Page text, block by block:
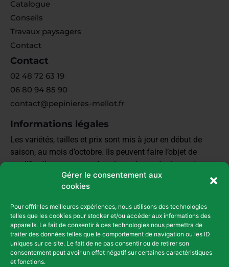
Gérer le consentement aux
cookies
Pour offrir les meilleures expériences, nous utilisons des technologies
telles que les cookies pour stocker et/ou accéder aux informations des
appareils. Le fait de consentir à ces technologies nous permettra de
traiter des données telles que le comportement de navigation ou les ID
uniques sur ce site. Le fait de ne pas consentir ou de retirer son
consentement peut avoir un effet négatif sur certaines caractéristiques
et fonctions.
Catalogue
Conseils
Travaux paysagers
Contact
Contact
02 48 72 63 19
06 80 94 85 90
contact@pepinieres-mellot.fr
Informations légales
Les variétés, tailles et prix sont mis à jour en début de
saison, au mois d’octobre. Ils peuvent faire l’objet de
modifications en cours de saison si nos stocks sont
épuisés et que sommes obligés de nous réapprovisionner.
Il est préférable de demander un devis pour confirmer les
Mentions Légales et Confidentialité
Conditions générales de vente
Infos